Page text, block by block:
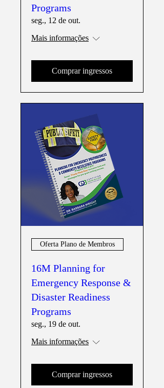
Programs
seg., 12 de out.
Mais informações
Comprar ingressos
Oferta Plano de Membros
16M Planning for
Emergency Response &
Disaster Readiness
Programs
seg., 19 de out.
Mais informações
Comprar ingressos